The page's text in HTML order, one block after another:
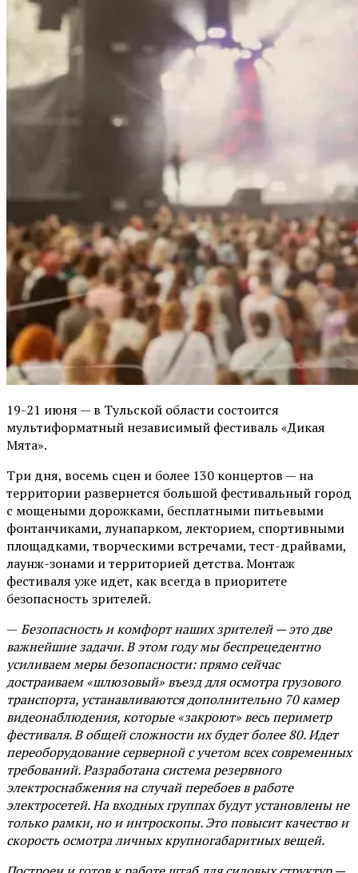
19-21 июня — в Тульской области состоится
мультиформатный независимый фестиваль «Дикая
Мята».
Три дня, восемь сцен и более 130 концертов — на
территории развернется большой фестивальный город
с мощеными дорожками, бесплатными питьевыми
фонтанчиками, лунапарком, лекторием, спортивными
площадками, творческими встречами, тест-драйвами,
лаунж-зонами и территорией детства. Монтаж
фестиваля уже идет, как всегда в приоритете
безопасность зрителей.
— Безопасность и комфорт наших зрителей — это две
важнейшие задачи. В этом году мы беспрецедентно
усиливаем меры безопасности: прямо сейчас
достраиваем «шлюзовый» въезд для осмотра грузового
транспорта, устанавливаются дополнительно 70 камер
видеонаблюдения, которые «закроют» весь периметр
фестиваля. В общей сложности их будет более 80. Идет
переоборудование серверной с учетом всех современных
требований. Разработана система резервного
электроснабжения на случай перебоев в работе
электросетей. На входных группах будут установлены не
только рамки, но и интроскопы. Это повысит качество и
скорость осмотра личных крупногабаритных вещей.